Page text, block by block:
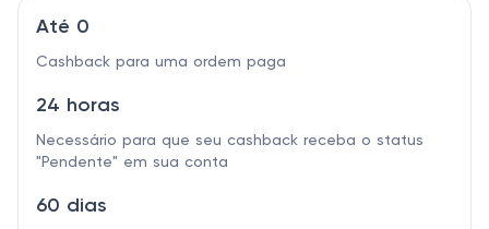
Até 0
Cashback para uma ordem paga
24 horas
Necessário para que seu cashback receba o status
"Pendente" em sua conta
60 dias